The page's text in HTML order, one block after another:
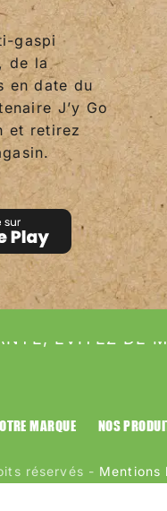
gaspi
de la
en date du
J’y Go
et retirez
ÉVITEZ DE
MARQUE NOS
réservés - Mentions